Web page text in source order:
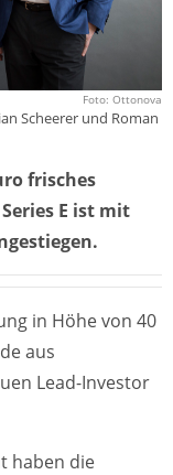
Foto: Ottonova
Scheerer und Roman
frisches
E ist mit
in Höhe von 40
aus
Lead-Investor
haben die